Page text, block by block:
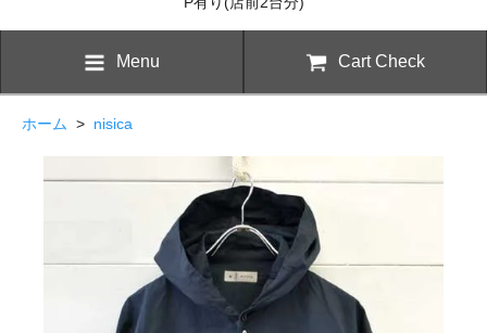
Menu Cart Check
ホーム > nisica